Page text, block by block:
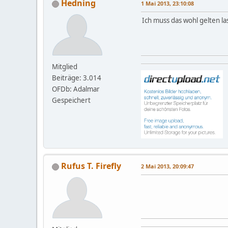
Hedning
Mitglied
Beiträge: 3.014
OFDb: Adalmar
Gespeichert
1 Mai 2013, 23:10:08
Ich muss das wohl gelten
Rufus T. Firefly 2 Mai 2013, 20:09:47